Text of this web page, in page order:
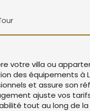
votre villa ou
des équipements à
et assure son
ajuste vos
tout au long de la